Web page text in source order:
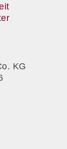
KG